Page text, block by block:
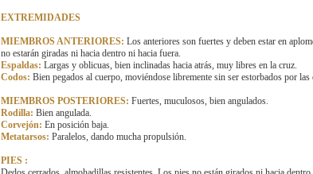
EXTREMIDADES
MIEMBROS ANTERIORES: Los anteriores son fuertes y deben estar en
no estarán giradas ni hacia dentro ni hacia fuera.
Espaldas: Largas y oblicuas, bien inclinadas hacia atrás, muy libres en la cruz.
Codos: Bien pegados al cuerpo, moviéndose libremente sin ser estorbados por las
MIEMBROS POSTERIORES: Fuertes, muculosos, bien angulados.
Rodilla: Bien angulada.
Corvejón: En posición baja.
Metatarsos: Paralelos, dando mucha propulsión.
PIES :